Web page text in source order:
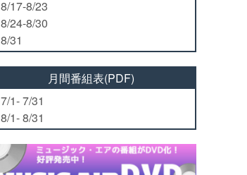
8/17-8/23
8/24-8/30
8/31
月間番組表(PDF)
7/1- 7/31
8/1- 8/31